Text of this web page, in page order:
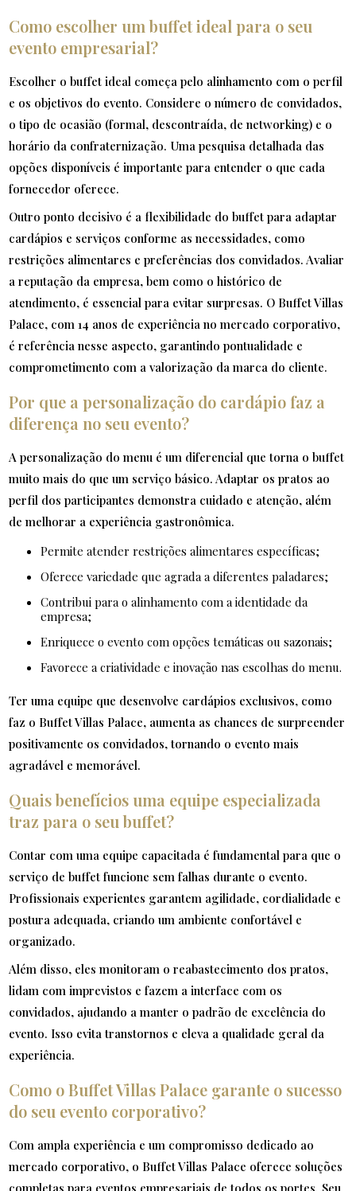
Como escolher um buffet ideal para o seu
evento empresarial?
Escolher o buffet ideal começa pelo alinhamento com o perfil
e os objetivos do evento. Considere o número de convidados,
o tipo de ocasião (formal, descontraída, de networking) e o
horário da confraternização. Uma pesquisa detalhada das
opções disponíveis é importante para entender o que cada
fornecedor oferece.
Outro ponto decisivo é a flexibilidade do buffet para adaptar
cardápios e serviços conforme as necessidades, como
restrições alimentares e preferências dos convidados. Avaliar
a reputação da empresa, bem como o histórico de
atendimento, é essencial para evitar surpresas. O Buffet Villas
Palace, com 14 anos de experiência no mercado corporativo,
é referência nesse aspecto, garantindo pontualidade e
comprometimento com a valorização da marca do cliente.
Por que a personalização do cardápio faz a
diferença no seu evento?
A personalização do menu é um diferencial que torna o buffet
muito mais do que um serviço básico. Adaptar os pratos ao
perfil dos participantes demonstra cuidado e atenção, além
de melhorar a experiência gastronômica.
Permite atender restrições alimentares específicas;
Oferece variedade que agrada a diferentes paladares;
Contribui para o alinhamento com a identidade da
empresa;
Enriquece o evento com opções temáticas ou sazonais;
Favorece a criatividade e inovação nas escolhas do menu.
Ter uma equipe que desenvolve cardápios exclusivos, como
faz o Buffet Villas Palace, aumenta as chances de surpreender
positivamente os convidados, tornando o evento mais
agradável e memorável.
Quais benefícios uma equipe especializada
traz para o seu buffet?
Contar com uma equipe capacitada é fundamental para que o
serviço de buffet funcione sem falhas durante o evento.
Profissionais experientes garantem agilidade, cordialidade e
postura adequada, criando um ambiente confortável e
organizado.
Além disso, eles monitoram o reabastecimento dos pratos,
lidam com imprevistos e fazem a interface com os
convidados, ajudando a manter o padrão de excelência do
evento. Isso evita transtornos e eleva a qualidade geral da
experiência.
Como o Buffet Villas Palace garante o sucesso
do seu evento corporativo?
Com ampla experiência e um compromisso dedicado ao
mercado corporativo, o Buffet Villas Palace oferece soluções
completas para eventos empresariais de todos os portes. Seu